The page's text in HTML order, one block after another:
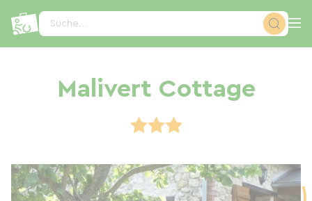
Suche...
Malivert Cottage
Cookie-Einstellungen